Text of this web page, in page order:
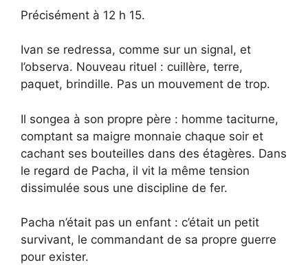
Précisément à 12 h 15.
Ivan se redressa, comme sur un signal, et
l’observa. Nouveau rituel : cuillère, terre,
paquet, brindille. Pas un mouvement de trop.
Il songea à son propre père : homme taciturne,
comptant sa maigre monnaie chaque soir et
cachant ses bouteilles dans des étagères. Dans
le regard de Pacha, il vit la même tension
dissimulée sous une discipline de fer.
Pacha n’était pas un enfant : c’était un petit
survivant, le commandant de sa propre guerre
pour exister.